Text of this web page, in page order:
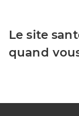
Le site
quand